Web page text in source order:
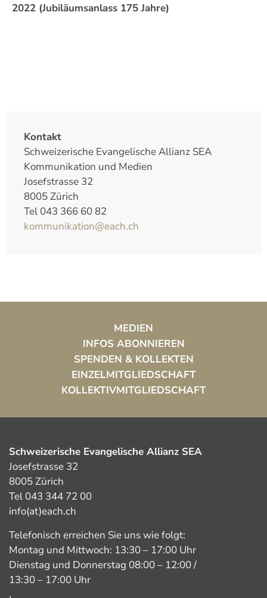
2022 (Jubiläumsanlass 175 Jahre)
Kontakt
Schweizerische Evangelische Allianz SEA
Kommunikation und Medien
Josefstrasse 32
8005 Zürich
Tel 043 366 60 82
kommunikation@each.ch
MEDIEN
INFOS ABONNIEREN
SPENDEN & KOLLEKTEN
EINZELMITGLIEDSCHAFT
KOLLEKTIVMITGLIEDSCHAFT
Schweizerische Evangelische Allianz SEA
Josefstrasse 32
8005 Zürich
Tel 043 344 72 00
info(at)each.ch
Telefonisch erreichen Sie uns wie folgt:
Montag und Mittwoch: 13:30 – 17:00 Uhr
Dienstag und Donnerstag 08:00 – 12:00 /
13:30 – 17:00 Uhr